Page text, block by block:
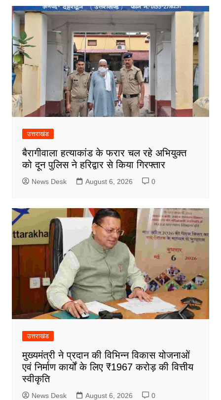
उत्तराखंड
बैरागीवाला हत्याकांड के फरार चल रहे अभियुक्त
को दून पुलिस ने हरिद्वार से किया गिरफ्तार
News Desk August 6, 2026 0
उत्तराखंड
मुख्यमंत्री ने प्रदान की विभिन्न विकास योजनाओं
एवं निर्माण कार्यों के लिए ₹1967 करोड़ की वित्तीय
स्वीकृति
News Desk August 6, 2026 0